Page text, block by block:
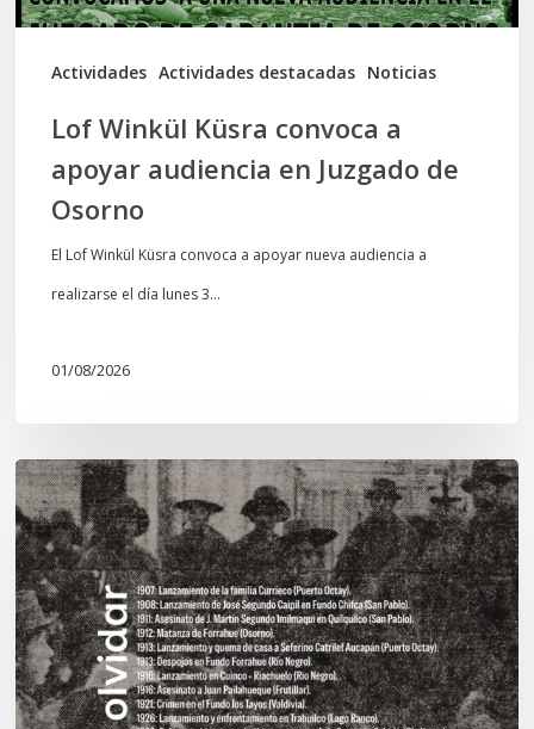
Actividades Actividades destacadas Noticias
Juzgado
Lof Winkül Küsra convoca a
apoyar audiencia en Juzgado de
Osorno
El Lof Winkül Küsra convoca a apoyar nueva audiencia a
realizarse el día lunes 3…
01/08/2026
Chawrakawin:
Palimpsesto
explora
a
través
del
arte